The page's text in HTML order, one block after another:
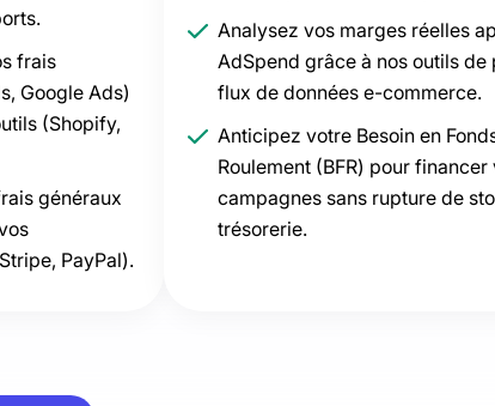
frais
Google Ads)
(Shopify,
généraux
PayPal).
Analysez vos marges réelles
AdSpend grâce à nos outils de
flux de données e-commerce.
Anticipez votre Besoin en
Roulement (BFR) pour financer
campagnes sans rupture de
trésorerie.